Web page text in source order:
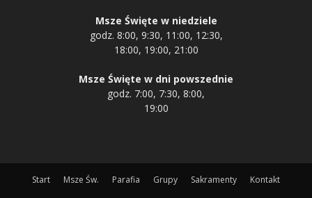
Msze Święte w niedziele
godz. 8:00, 9:30, 11:00, 12:30,
18:00, 19:00, 21:00
Msze Święte w dni powszednie
godz. 7:00, 7:30, 8:00,
19:00
Start Msze Św. Parafia Grupy Sakramenty Kontakt